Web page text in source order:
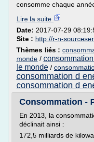
consomme chaque
Lire la suite
Date: 2017-07-29
Site : http://r-n-
Thèmes liés :
monde /
le monde /
consommation d
consommation d
Consommation -
En 2013, la
déclinait ainsi :
172,5 milliards de